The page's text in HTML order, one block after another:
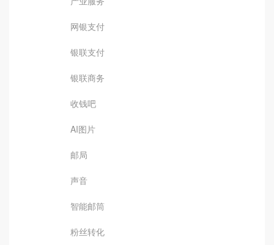
网银支付
银联支付
银联商务
收钱吧
AI图片
邮局
声音
智能邮筒
粉丝转化